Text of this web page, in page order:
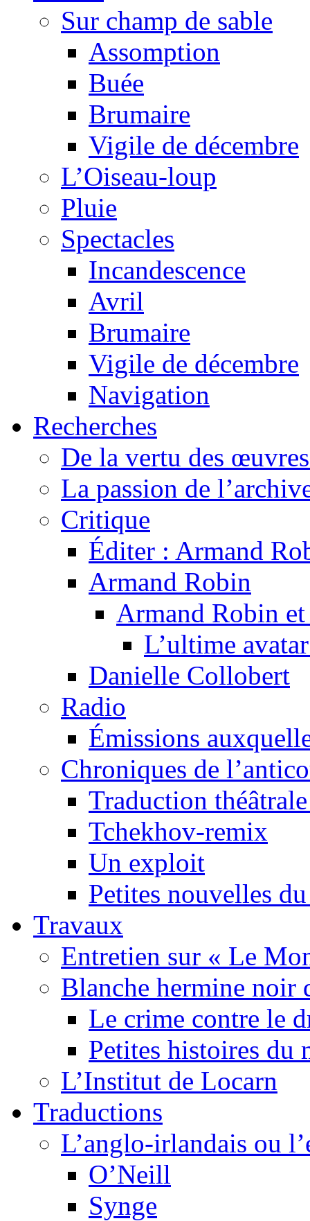
Sur champ de sable
Assomption
Buée
Brumaire
Vigile de décembre
L’Oiseau-loup
Pluie
Spectacles
Incandescence
Avril
Brumaire
Vigile de décembre
Navigation
Recherches
De la vertu des
La passion de
Critique
Éditer : Armand
Armand Robin
Armand Robin
L’ultime
Danielle Collobert
Radio
Émissions
Chroniques de
Traduction
Tchekhov-remix
Un exploit
Petites nouvelles
Travaux
Entretien sur « Le
Blanche hermine noir
Le crime contre le
Petites histoires du
L’Institut de Locarn
Traductions
L’anglo-irlandais ou
O’Neill
Synge